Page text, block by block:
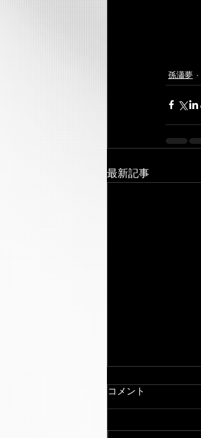
孫瀟夢
最新記事
コメント